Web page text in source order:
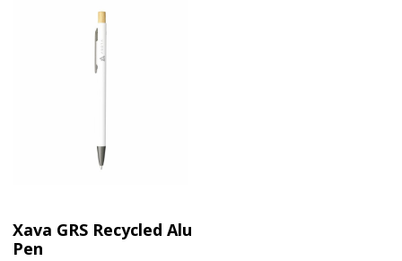
Xava GRS Recycled Alu
Pen